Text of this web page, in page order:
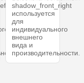
shadow_front_right
используется
для
индивидуального
внешнего
вида и
производительности.